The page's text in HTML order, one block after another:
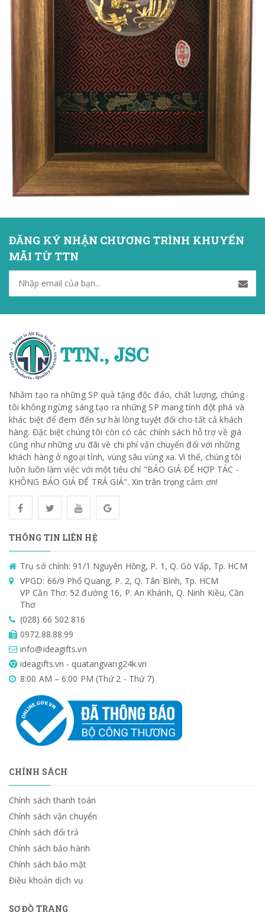
ĐĂNG KÝ NHẬN CHƯƠNG TRÌNH KHUYẾN
MÃI TỪ TTN
Nhằm tạo ra những SP quà tặng độc đáo, chất lượng, chúng
tôi không ngừng sáng tạo ra những SP mang tính đột phá và
khác biệt để đem đến sự hài lòng tuyệt đối cho tất cả khách
hàng. Đặc biệt chúng tôi còn có các chính sách hỗ trợ về giá
cũng như những ưu đãi về chi phí vận chuyển đối với những
khách hàng ở ngoại tỉnh, vùng sâu vùng xa. Vì thế, chúng tôi
luôn luôn làm việc với một tiêu chí "BÁO GIÁ ĐỂ HỢP TÁC -
KHÔNG BÁO GIÁ ĐỂ TRẢ GIÁ". Xin trân trọng cảm ơn!
THÔNG TIN LIÊN HỆ
Trụ sở chính: 91/1 Nguyên Hồng, P. 1, Q. Gò Vấp, Tp. HCM
VPGD: 66/9 Phổ Quang, P. 2, Q. Tân Bình, Tp. HCM
VP Cần Thơ: 52 đường 16, P. An Khánh, Q. Ninh Kiều, Cần
Thơ
(028) 66 502 816
0972.88.88.99
info@ideagifts.vn
ideagifts.vn - quatangvang24k.vn
8:00 AM – 6:00 PM (Thứ 2 - Thứ 7)
CHÍNH SÁCH
Chính sách thanh toán
Chính sách vận chuyển
Chính sách đổi trả
Chính sách bảo hành
Chính sách bảo mật
Điều khoản dịch vụ
SƠ ĐỒ TRANG